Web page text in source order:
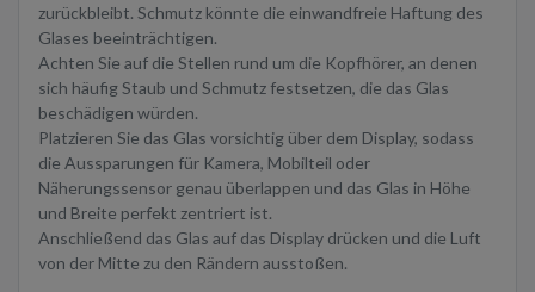
zurückbleibt. Schmutz könnte die einwandfreie Haftung des
Glases beeinträchtigen.
Achten Sie auf die Stellen rund um die Kopfhörer, an denen
sich häufig Staub und Schmutz festsetzen, die das Glas
beschädigen würden.
Platzieren Sie das Glas vorsichtig über dem Display, sodass
die Aussparungen für Kamera, Mobilteil oder
Näherungssensor genau überlappen und das Glas in Höhe
und Breite perfekt zentriert ist.
Anschließend das Glas auf das Display drücken und die Luft
von der Mitte zu den Rändern ausstoßen.